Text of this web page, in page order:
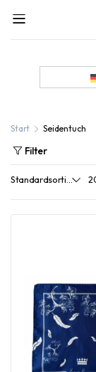
Start Seidentuch
Filter